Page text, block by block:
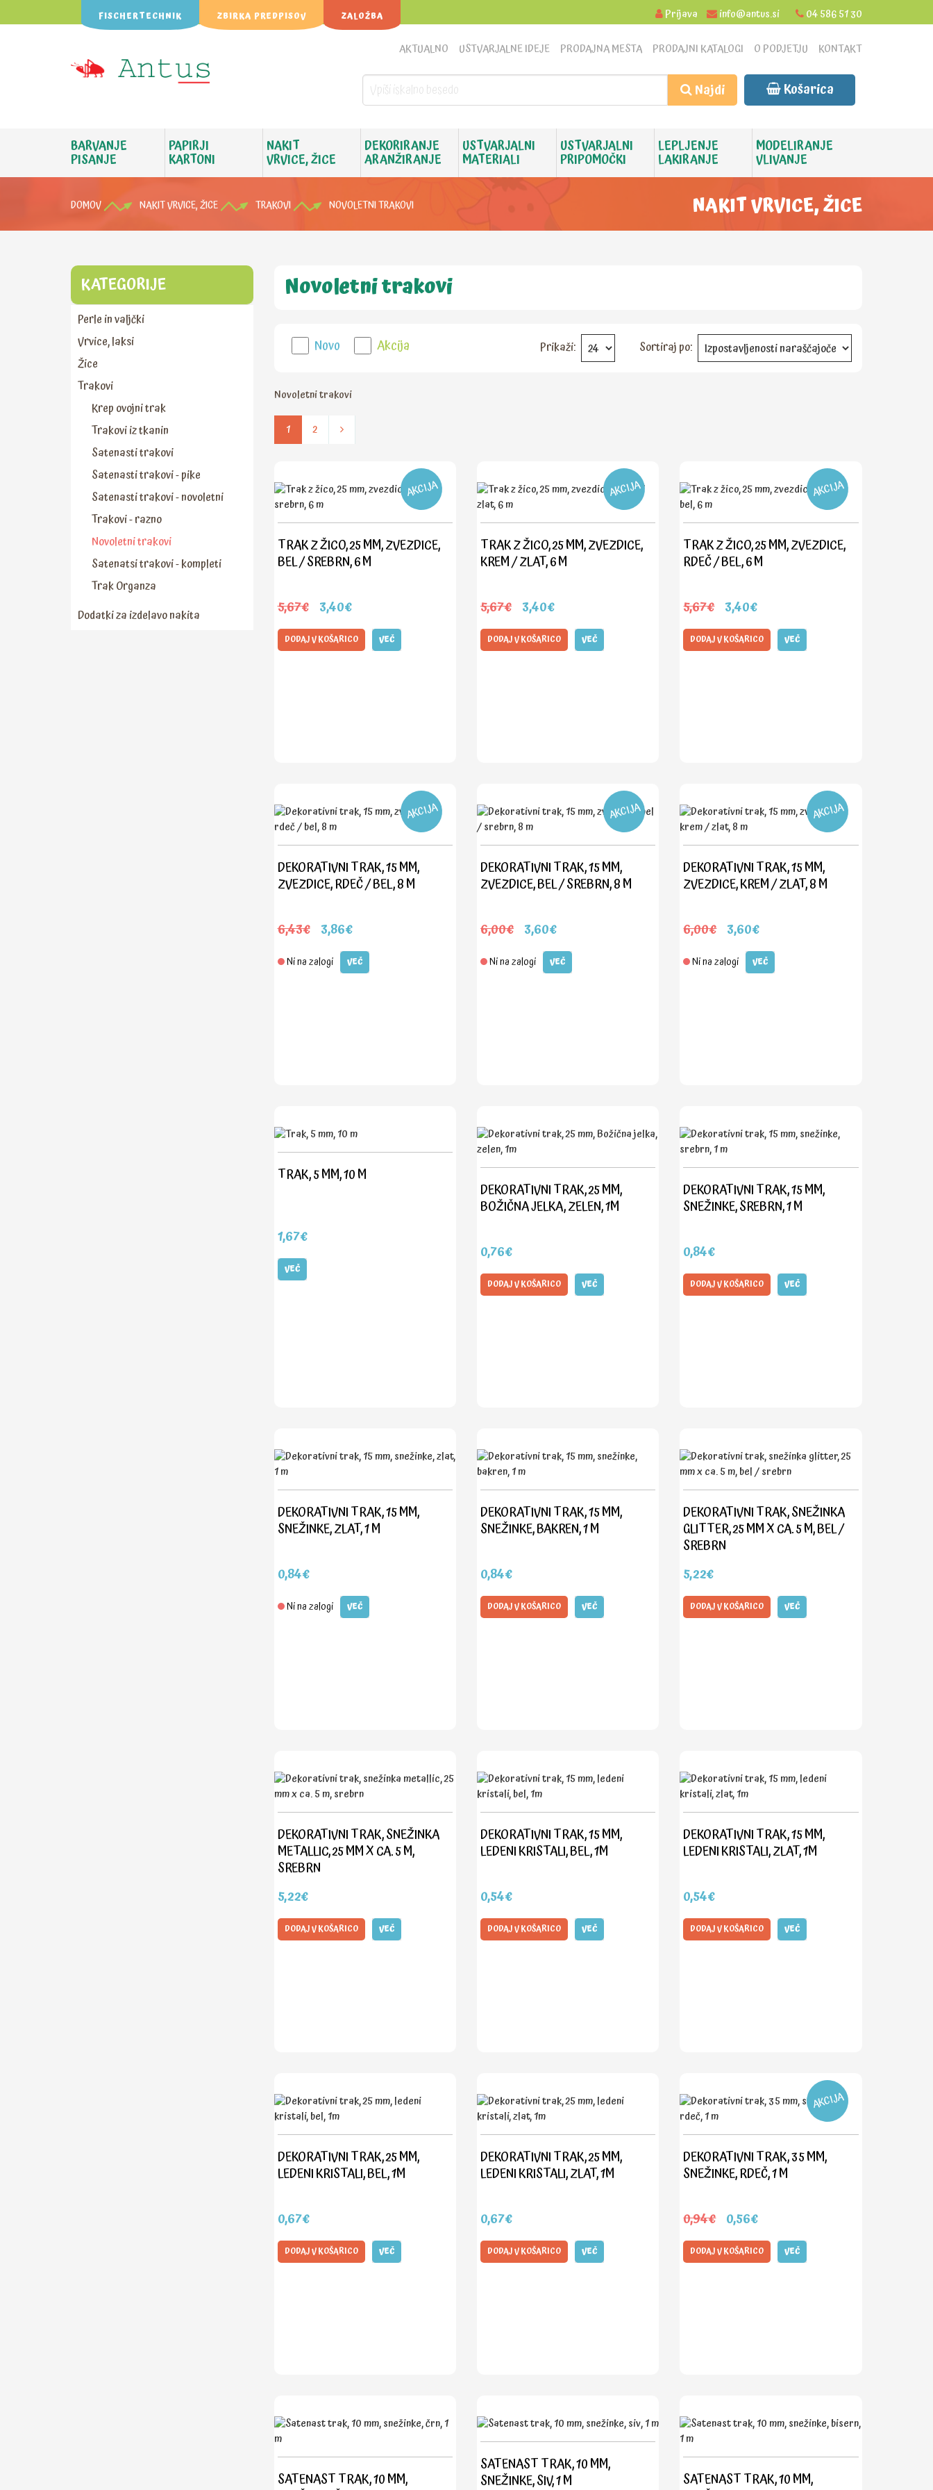
FISCHERTECHNIK ZBIRKA PREDPISOV ZALOŽBA Prijava info@antus.si
04 586 51 30
KONTAKT
O PODJETJU
PRODAJNI KATALOGI
PRODAJNA MESTA
USTVARJALNE IDEJE
AKTUALNO
Najdi Košarica
BARVANJE
PISANJE
PAPIRJI
KARTONI
NAKIT
VRVICE, ŽICE
DEKORIRANJE
ARANŽIRANJE
USTVARJALNI
MATERIALI
USTVARJALNI
PRIPOMOČKI
LEPLJENJE
LAKIRANJE
MODELIRANJE
VLIVANJE
DOMOV NAKIT VRVICE, ŽICE TRAKOVI NOVOLETNI TRAKOVI NAKIT VRVICE, ŽICE
KATEGORIJE
Perle in valjčki
Vrvice, laksi
Žice
Trakovi
Krep ovojni trak
Trakovi iz tkanin
Satenasti trakovi
Satenasti trakovi - pike
Satenasti trakovi - novoletni
Trakovi - razno
Novoletni trakovi
Satenatsi trakovi - kompleti
Trak Organza
Dodatki za izdelavo nakita
Novoletni trakovi
Novo Akcija Sortiraj po:
Prikaži:
Novoletni trakovi
1
2
AKCIJA
TRAK Z ŽICO, 25 MM, ZVEZDICE,
BEL / SREBRN, 6 M
5,67€ 3,40€
DODAJ V KOŠARICO VEČ
AKCIJA
TRAK Z ŽICO, 25 MM, ZVEZDICE,
KREM / ZLAT, 6 M
5,67€ 3,40€
DODAJ V KOŠARICO VEČ
AKCIJA
TRAK Z ŽICO, 25 MM, ZVEZDICE,
RDEČ / BEL, 6 M
5,67€ 3,40€
DODAJ V KOŠARICO VEČ
AKCIJA
DEKORATIVNI TRAK, 15 MM,
ZVEZDICE, RDEČ / BEL, 8 M
6,43€ 3,86€
Ni na zalogi VEČ
AKCIJA
DEKORATIVNI TRAK, 15 MM,
ZVEZDICE, BEL / SREBRN, 8 M
6,00€ 3,60€
Ni na zalogi VEČ
AKCIJA
DEKORATIVNI TRAK, 15 MM,
ZVEZDICE, KREM / ZLAT, 8 M
6,00€ 3,60€
Ni na zalogi VEČ
TRAK, 5 MM, 10 M
1,67€
VEČ
DEKORATIVNI TRAK, 25 MM,
BOŽIČNA JELKA, ZELEN, 1M
0,76€
DODAJ V KOŠARICO VEČ
DEKORATIVNI TRAK, 15 MM,
SNEŽINKE, SREBRN, 1 M
0,84€
DODAJ V KOŠARICO VEČ
DEKORATIVNI TRAK, 15 MM,
SNEŽINKE, ZLAT, 1 M
0,84€
Ni na zalogi VEČ
DEKORATIVNI TRAK, 15 MM,
SNEŽINKE, BAKREN, 1 M
0,84€
DODAJ V KOŠARICO VEČ
DEKORATIVNI TRAK, SNEŽINKA
GLITTER, 25 MM X CA. 5 M, BEL /
SREBRN
5,22€
DODAJ V KOŠARICO VEČ
DEKORATIVNI TRAK, SNEŽINKA
METALLIC, 25 MM X CA. 5 M,
SREBRN
5,22€
DODAJ V KOŠARICO VEČ
DEKORATIVNI TRAK, 15 MM,
LEDENI KRISTALI, BEL, 1M
0,54€
DODAJ V KOŠARICO VEČ
DEKORATIVNI TRAK, 15 MM,
LEDENI KRISTALI, ZLAT, 1M
0,54€
DODAJ V KOŠARICO VEČ
DEKORATIVNI TRAK, 25 MM,
LEDENI KRISTALI, BEL, 1M
0,67€
DODAJ V KOŠARICO VEČ
DEKORATIVNI TRAK, 25 MM,
LEDENI KRISTALI, ZLAT, 1M
0,67€
DODAJ V KOŠARICO VEČ
AKCIJA
DEKORATIVNI TRAK, 35 MM,
SNEŽINKE, RDEČ, 1 M
0,94€ 0,56€
DODAJ V KOŠARICO VEČ
SATENAST TRAK, 10 MM,
SATENAST TRAK, 10 MM,
SNEŽINKE, SIV, 1 M
SATENAST TRAK, 10 MM,